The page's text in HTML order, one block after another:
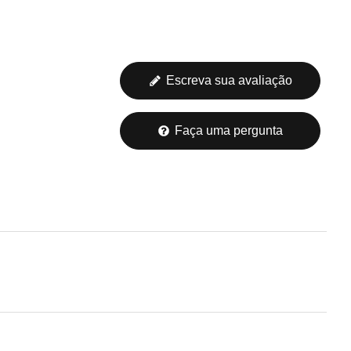
Escreva sua avaliação
Faça uma pergunta